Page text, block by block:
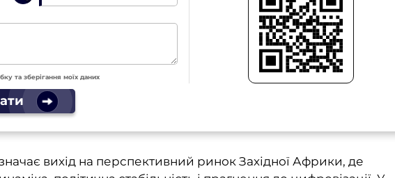
та зберігання моїх даних
вихід на перспективний ринок Західної Африки, де